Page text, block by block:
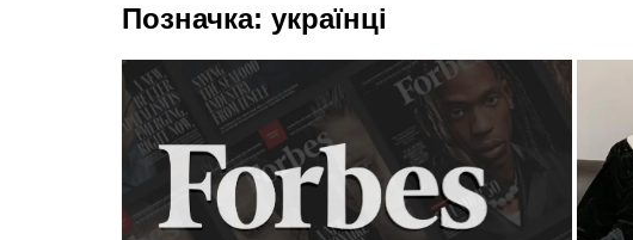
Позначка: українці